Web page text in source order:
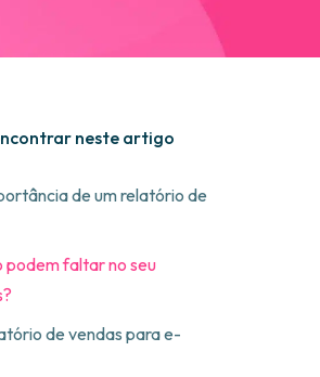
neste artigo
de um relatório de
podem faltar no seu
de vendas para e-